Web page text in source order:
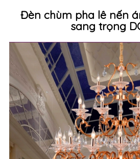
Đèn chùm pha lê nến
sang trọng